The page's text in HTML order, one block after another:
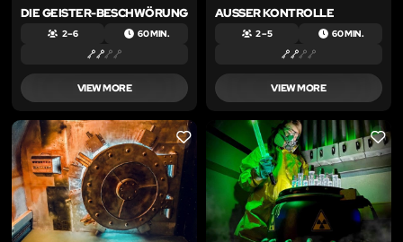
DIE GEISTER-BESCHWÖRUNG
2 – 6 60 MIN.
VIEW MORE
AUSSER KONTROLLE
2 – 5 60 MIN.
VIEW MORE
LIKE LIKE